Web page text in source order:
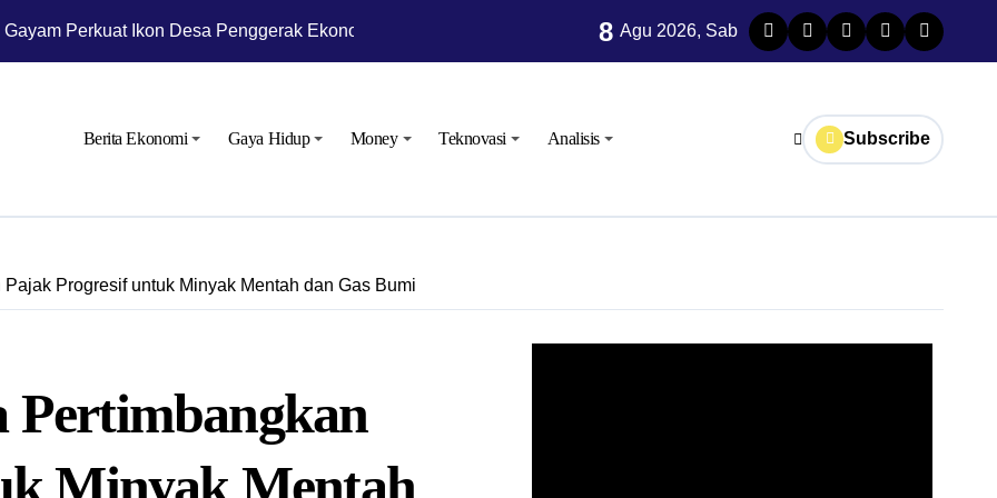
Perkuat Ikon Desa Penggerak Ekonomi Lokal Melalui TPID
Niaga Siagakan Ribuan Agen dan Pangkalan LPG 3 Kg
Niaga Menyiapkan 1.832 SPBU Siaga
pada Masa Lebaran 2025
Bojonegoro Bangun Desa Mandiri Ekonomi
8 Agu 2026, Sab
Berita Ekonomi Gaya Hidup Money Teknovasi Analisis Subscribe
Progresif untuk Minyak Mentah dan Gas Bumi
Pertimbangkan